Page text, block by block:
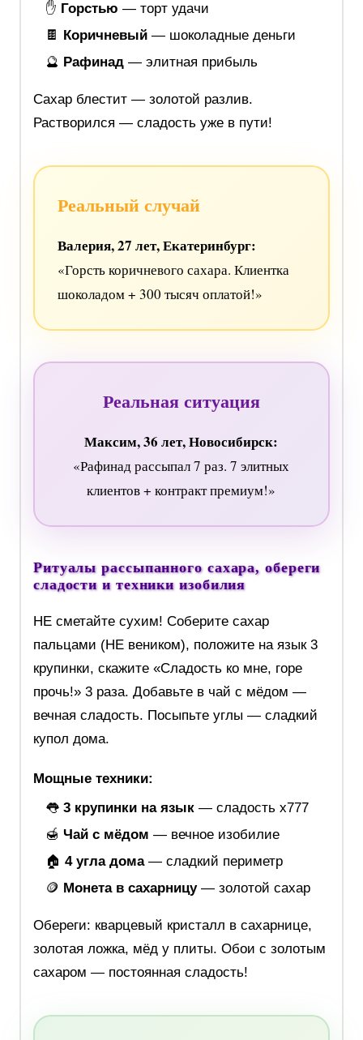
✋ Горстью — торт удачи
🍫
Коричневый— шоколадные деньги
🔮 Рафинад— элитная прибыль
Сахар блестит — золотой разлив.
Растворился — сладость уже в пути!
Реальный случай
Валерия, 27 лет, Екатеринбург:
«Горсть коричневого сахара. Клиентка
шоколадом + 300 тысяч оплатой!»
Реальная ситуация
Максим, 36 лет, Новосибирск:
«Рафинад рассыпал 7 раз. 7 элитных
клиентов + контракт премиум!»
Ритуалы рассыпанного сахара, обереги
сладости и техники изобилия
НЕ сметайте сухим! Соберите сахар
пальцами (НЕ веником), положите на язык 3
крупинки, скажите «Сладость ко мне, горе
прочь!» 3 раза. Добавьте в чай с мёдом —
вечная сладость. Посыпьте углы — сладкий
купол дома.
Мощные техники:
👅 3 крупинки на язык— сладость х777
🍯 Чай с мёдом — вечное изобилие
🏠 4 угла дома— сладкий периметр
🪙 Монета в сахарницу— золотой сахар
Обереги: кварцевый кристалл в сахарнице,
золотая ложка, мёд у плиты. Обои с золотым
сахаром — постоянная сладость!